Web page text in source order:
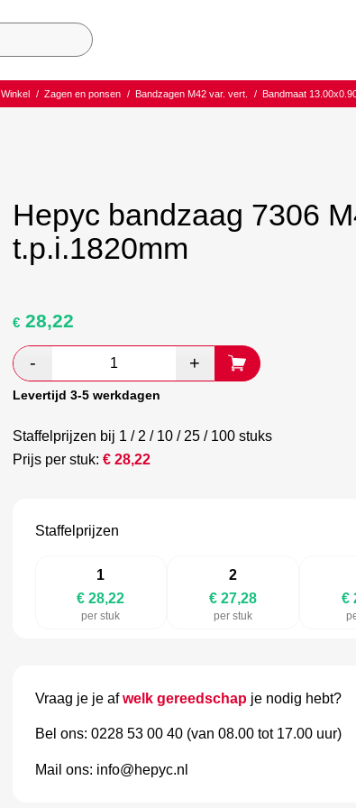
Winkel / Zagen en ponsen / Bandzagen M42 var. vert. / Bandmaat
Hepyc bandzaag 7306
t.p.i.1820mm
Oorspronkelijke
was:
€ 47,03.
€28,22Huidige
€ 27,28.
Levertijd 3-5 werkdagen
Staffelprijzen bij 1 / 2 / 10 / 25 / 100 stuks
Prijs per stuk: € 28,22
Staffelprijzen
1
€ 28,22
per stuk
2
€ 27,28
per stuk
€
Vraag je je afwelk gereedschapje nodig hebt?
Bel ons: 0228 53 00 40 (van 08.00 tot 17.00 uur)
Mail ons: info@hepyc.nl